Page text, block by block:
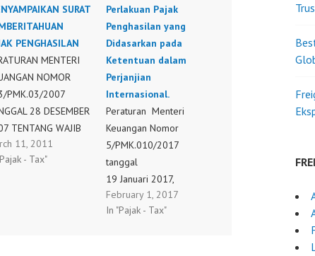
SURAT
PENGHASILAN
MENTERI
NOMOR
PMK.03/2007
28 DESEMBER
TENTANG WAJIB
PAJAK
11, 2011
- Tax"
Perlakuan Pajak
Penghasilan yang
Didasarkan pada
Ketentuan dalam
Perjanjian
Internasional.
Peraturan Menteri
Keuangan Nomor
5/PMK.010/2017
tanggal
19 Januari 2017,
tentang Perubahan atas
Peraturan Menteri
February 1, 2017
In "Pajak - Tax"